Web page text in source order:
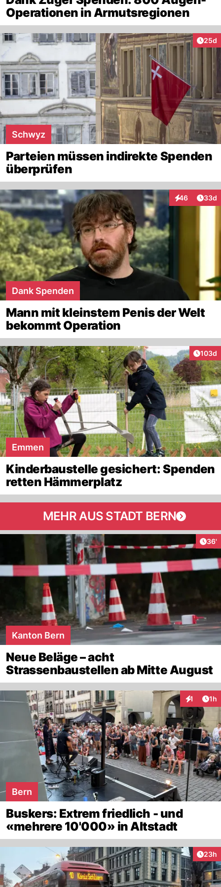
Operationen in Armutsregionen
25d
Schwyz
Parteien müssen indirekte Spenden
überprüfen
46
Interaktionen
33d
Dank Spenden
Mann mit kleinstem Penis der Welt
bekommt Operation
103d
Emmen
Kinderbaustelle gesichert: Spenden
retten Hämmerplatz
MEHR AUS STADT BERN
36'
Kanton Bern
Neue Beläge – acht
Strassenbaustellen ab Mitte August
1 1h
Bern
Buskers: Extrem friedlich - und
«mehrere 10'000» in Altstadt
23h